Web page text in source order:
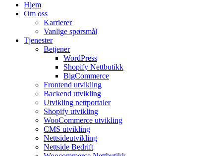
Hjem
Om oss
Karrierer
Vanlige spørsmål
Tjenester
Betjener
WordPress
Shopify Nettbutikk
BigCommerce
Frontend utvikling
Backend utvikling
Utvikling nettportaler
Shopify utvikling
WooCommerce utvikling
CMS utvikling
Nettsideutvikling
Nettside Bedrift